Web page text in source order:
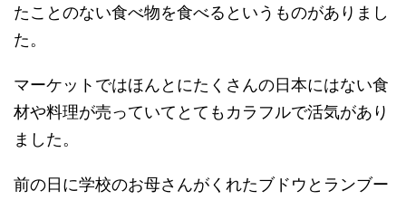
たことのない食べ物を食べるというものがありまし
た。
マーケットではほんとにたくさんの日本にはない食
材や料理が売っていてとてもカラフルで活気があり
ました。
前の日に学校のお母さんがくれたブドウとランブー